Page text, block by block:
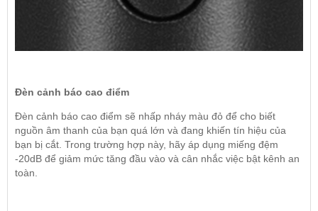
Đèn cảnh báo cao điểm
Đèn cảnh báo cao điểm sẽ nhấp nháy màu đỏ để cho biết
nguồn âm thanh của bạn quá lớn và đang khiến tín hiệu của
bạn bị cắt. Trong trường hợp này, hãy áp dụng miếng đệm
-20dB để giảm mức tăng đầu vào và cân nhắc việc bật kênh an
toàn.